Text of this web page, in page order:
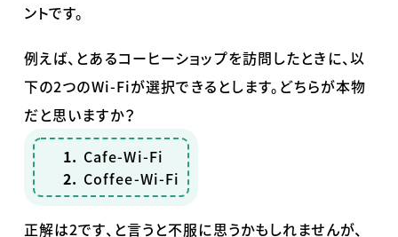
ントです。
例えば、とあるコーヒーショップを訪問したときに、以
下の2つのWi-Fiが選択できるとします。どちらが本物
だと思いますか？
Cafe-Wi-Fi
Coffee-Wi-Fi
正解は2です、と言うと不服に思うかもしれませんが、